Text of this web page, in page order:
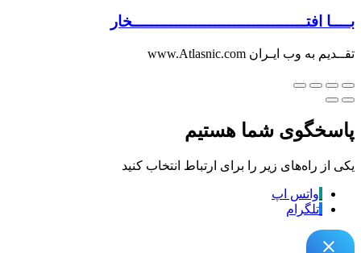
بــــا افتــــــــــــــــــــــــــــــــــــخار
تقــدیم به وب ایـران www.Atlasnic.com
پاسخگوی شما هستیم
یکی از راه‌های زیر را برای ارتباط انتخاب کنید
واتس اپ
تلگرام